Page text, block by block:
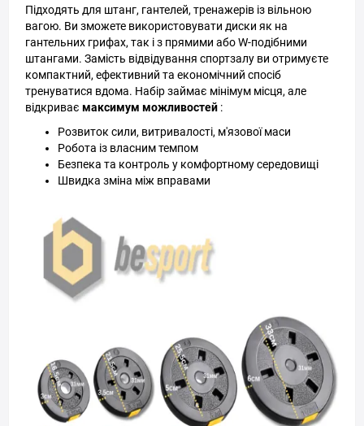
Підходять для штанг, гантелей, тренажерів із вільною
вагою. Ви зможете використовувати диски як на
гантельних грифах, так і з прямими або W-подібними
штангами. Замість відвідування спортзалу ви отримуєте
компактний, ефективний та економічний спосіб
тренуватися вдома. Набір займає мінімум місця, але
відкриває максимум можливостей :
Розвиток сили, витривалості, м'язової маси
Робота із власним темпом
Безпека та контроль у комфортному середовищі
Швидка зміна між вправами